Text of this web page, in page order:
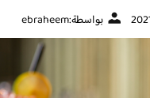
بواسطة:ebraheem